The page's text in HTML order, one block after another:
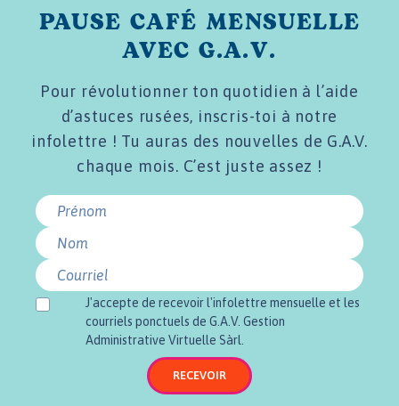
PAUSE CAFÉ MENSUELLE
AVEC G.A.V.
Pour révolutionner ton quotidien à l’aide
d’astuces rusées, inscris-toi à notre
infolettre ! Tu auras des nouvelles de G.A.V.
chaque mois. C’est juste assez !
Prénom
Nom
Courriel
J'accepte de recevoir l'infolettre mensuelle et les
courriels ponctuels de G.A.V. Gestion
Administrative Virtuelle Sàrl.